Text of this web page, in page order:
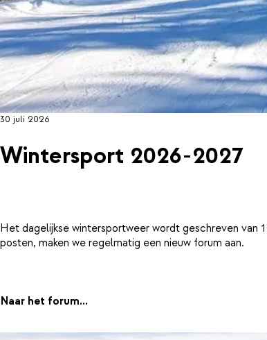
30 juli 2026
Wintersport 2026-2027
Het dagelijkse wintersportweer wordt geschreven van
posten, maken we regelmatig een nieuw forum aan.
Naar het forum...